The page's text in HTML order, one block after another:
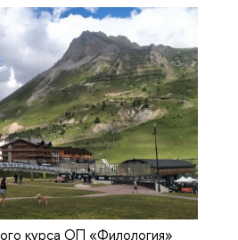
курса ОП «Филология»